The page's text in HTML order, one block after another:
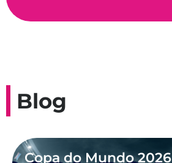
Blog
Copa do Mundo 2026